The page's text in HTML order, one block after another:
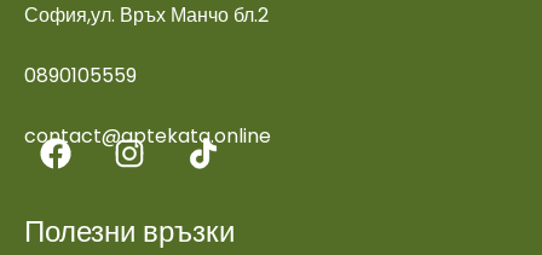
София,ул. Връх Манчо бл.2
0890105559
contact@aptekata.online
Полезни връзки